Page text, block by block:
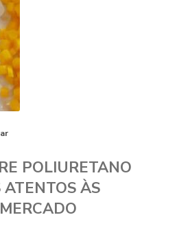
POLIURETANO
ATENTOS ÀS